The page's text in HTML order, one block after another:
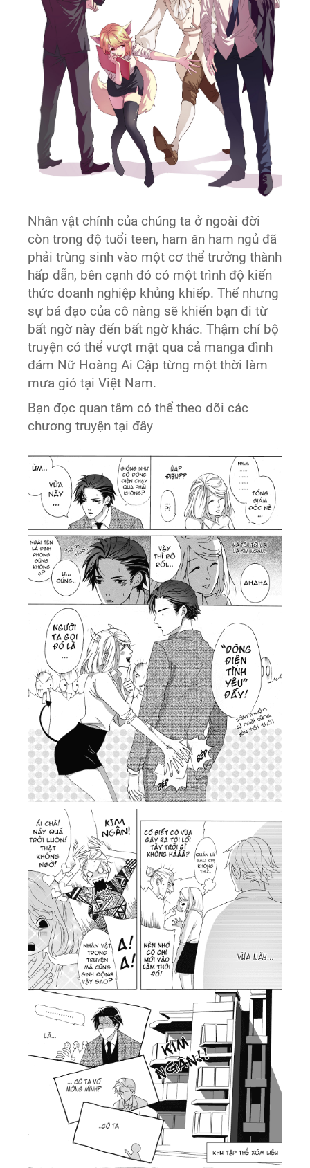
Nhân vật chính của chúng ta ở ngoài đời
còn trong độ tuổi teen, ham ăn ham ngủ đã
phải trùng sinh vào một cơ thể trưởng thành
hấp dẫn, bên cạnh đó có một trình độ kiến
thức doanh nghiệp khủng khiếp. Thế nhưng
sự bá đạo của cô nàng sẽ khiến bạn đi từ
bất ngờ này đến bất ngờ khác. Thậm chí bộ
truyện có thể vượt mặt qua cả manga đình
đám Nữ Hoàng Ai Cập từng một thời làm
mưa gió tại Việt Nam.
Bạn đọc quan tâm có thể theo dõi các
chương truyện tại đây